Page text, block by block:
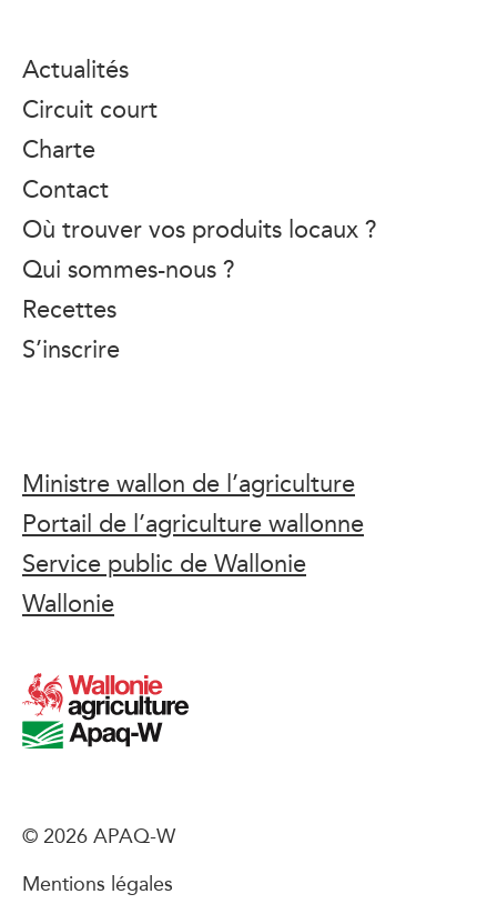
Actualités
Circuit court
Charte
Contact
Où trouver vos produits locaux ?
Qui sommes-nous ?
Recettes
S’inscrire
Ministre wallon de l’agriculture
Portail de l’agriculture wallonne
Service public de Wallonie
Wallonie
© 2026 APAQ-W
Mentions légales